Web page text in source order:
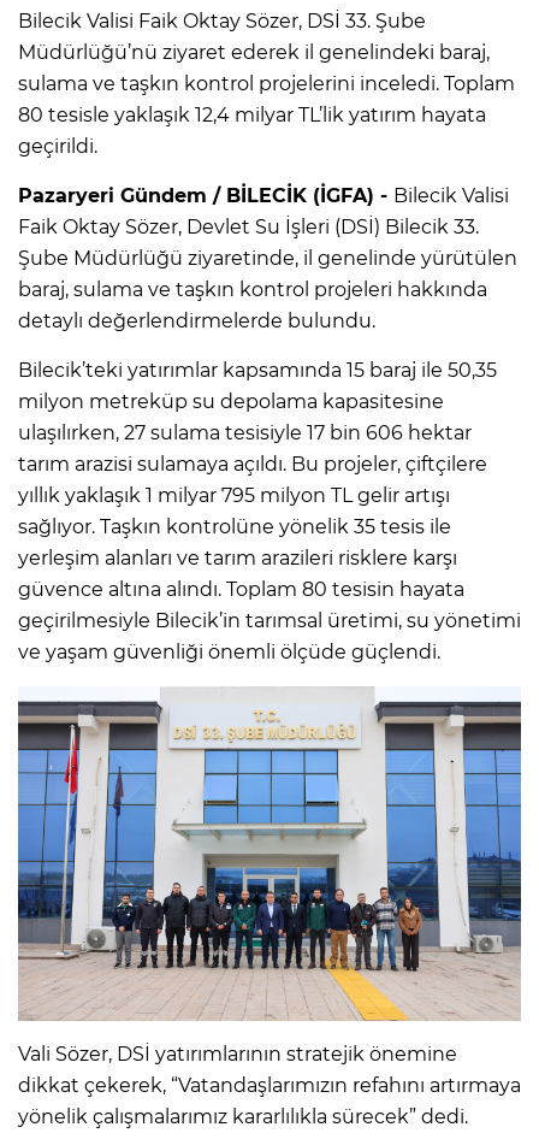
Bilecik Valisi Faik Oktay Sözer, DSİ 33. Şube
Müdürlüğü’nü ziyaret ederek il genelindeki baraj,
sulama ve taşkın kontrol projelerini inceledi. Toplam
80 tesisle yaklaşık 12,4 milyar TL’lik yatırım hayata
geçirildi.
Pazaryeri Gündem / BİLECİK (İGFA) - Bilecik Valisi
Faik Oktay Sözer, Devlet Su İşleri (DSİ) Bilecik 33.
Şube Müdürlüğü ziyaretinde, il genelinde yürütülen
baraj, sulama ve taşkın kontrol projeleri hakkında
detaylı değerlendirmelerde bulundu.
Bilecik’teki yatırımlar kapsamında 15 baraj ile 50,35
milyon metreküp su depolama kapasitesine
ulaşılırken, 27 sulama tesisiyle 17 bin 606 hektar
tarım arazisi sulamaya açıldı. Bu projeler, çiftçilere
yıllık yaklaşık 1 milyar 795 milyon TL gelir artışı
sağlıyor. Taşkın kontrolüne yönelik 35 tesis ile
yerleşim alanları ve tarım arazileri risklere karşı
güvence altına alındı. Toplam 80 tesisin hayata
geçirilmesiyle Bilecik’in tarımsal üretimi, su yönetimi
ve yaşam güvenliği önemli ölçüde güçlendi.
Vali Sözer, DSİ yatırımlarının stratejik önemine
dikkat çekerek, “Vatandaşlarımızın refahını artırmaya
yönelik çalışmalarımız kararlılıkla sürecek” dedi.